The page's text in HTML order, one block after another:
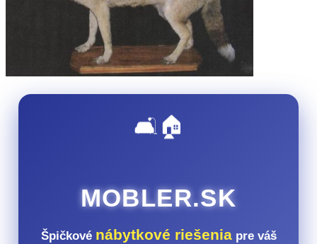
🛋️🏠
MOBLER.SK
Špičkové nábytkové riešeniapre váš